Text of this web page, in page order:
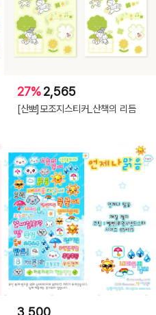
27%2,565
[산뽀]모조지스티커_산책의 리듬
3,500